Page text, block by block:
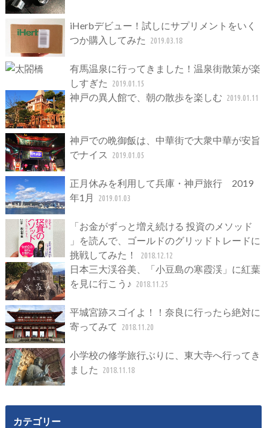
iHerbデビュー！試しにサプリメントをいく
つか購入してみた
2019.03.18
有馬温泉に行ってきました！温泉街散策が楽
しすぎた
2019.01.15
神戸の異人館で、朝の散歩を楽しむ 2019.01.11
神戸での晩御飯は、中華街で大衆中華が安旨
でナイス
2019.01.05
正月休みを利用して兵庫・神戸旅行 2019
年1月
2019.01.03
「お金がずっと増え続ける 投資のメソッド
」を読んで、ゴールドのグリッドトレードに
挑戦してみた！
2018.12.12
日本三大渓谷美、「小豆島の寒霞渓」に紅葉
を見に行こう♪ 2018.11.25
平城宮跡スゴイよ！！奈良に行ったら絶対に
寄ってみて
2018.11.20
小学校の修学旅行ぶりに、東大寺へ行ってき
ました
2018.11.18
カテゴリー